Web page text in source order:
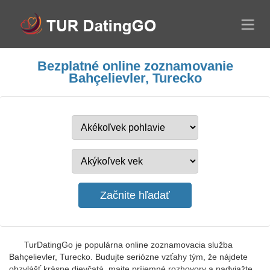
Bezplatné online zoznamovanie
Bahçelievler, Turecko
TurDatingGo je populárna online zoznamovacia služba
Bahçelievler, Turecko. Budujte seriózne vzťahy tým, že nájdete